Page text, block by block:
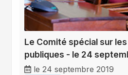
Le Comité spécial sur
publiques - le 24
le 24 septembre 2019